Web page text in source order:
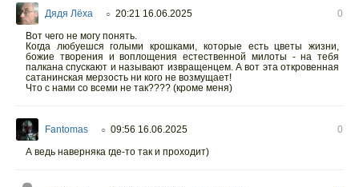
Дядя Лёха ○ 20:21 16.06.2025
0
Вот чего не могу понять.
Когда любуешся голыми крошками, которые есть цветы жизни,
божие творения и воплощения естественной милоты - на тебя
палкана спускают и называют извращенцем. А вот эта откровенная
сатанинская мерзость ни кого не возмущает!
Что с нами со всеми не так???? (кроме меня)
Fantomas ○ 09:56 16.06.2025
0
А ведь наверняка где-то так и проходит)